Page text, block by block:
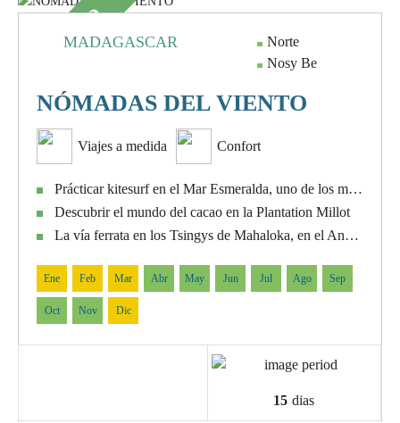
NOVEDAD
MADAGASCAR
Norte
Nosy Be
NÓMADAS DEL VIENTO
Viajes a medida Confort
Prácticar kitesurf en el Mar Esmeralda, uno de los mejores escenários del océano índico
Descubrir el mundo del cacao en la Plantation Millot
La vía ferrata en los Tsingys de Mahaloka, en el Ankarana Oeste
Ene Feb Mar Abr May Jun Jul Ago Sep
Oct Nov Dic
15 dias